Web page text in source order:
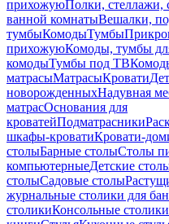
прихожуюПолки, стеллажи,
ванной комнатыВешалки,
тумбыКомодыТумбы
прихожуюКомоды, тумбы
комодыТумбы под ТВ
матрасыМатрасыКровати
новорожденныхНадувная
матрасОснования для
кроватейПодматрасники
шкафы-кроватиКровати-
столыБарные столыСтолы
компьютерныеДетские
столыСадовые столы
журнальные столики для
столикиКонсольные столики